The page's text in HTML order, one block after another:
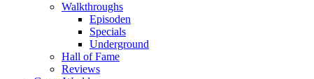
Walkthroughs
Episoden
Specials
Underground
Hall of Fame
Reviews